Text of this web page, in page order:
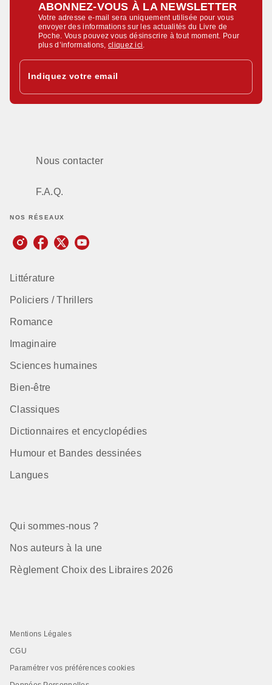
ABONNEZ-VOUS À LA NEWSLETTER
Votre adresse e-mail sera uniquement utilisée pour vous
envoyer des informations sur les actualités du Livre de
Poche. Vous pouvez vous désinscrire à tout moment. Pour
plus d’informations,cliquez ici.
Indiquez votre email
Nous contacter
F.A.Q.
NOS RÉSEAUX
Littérature
Policiers / Thrillers
Romance
Imaginaire
Sciences humaines
Bien-être
Classiques
Dictionnaires et encyclopédies
Humour et Bandes dessinées
Langues
Qui sommes-nous ?
Nos auteurs à la une
Règlement Choix des Libraires 2026
Mentions Légales
CGU
Paramétrer vos préférences cookies